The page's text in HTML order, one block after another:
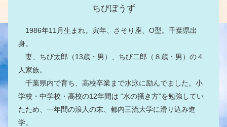
ちびぼうず
1986年11月生まれ。寅年、さそり座、O型。千葉県出
身。
妻、ちび太郎（13歳・男）、ちび二郎（８歳・男）の４
人家族。
千葉県内で育ち、高校卒業まで水泳に励んでました。小
学校・中学校・高校の12年間は “水の掻き方”を勉強してい
たため、一年間の浪人の末、都内三流大学に滑り込み進
学。